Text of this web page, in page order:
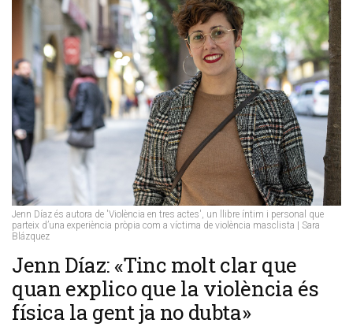
Jenn Díaz és autora de 'Violència en tres actes', un llibre íntim i personal que
parteix d’una experiència pròpia com a víctima de violència masclista | Sara
Blázquez
Jenn Díaz: «Tinc molt clar que
quan explico que la violència és
física la gent ja no dubta»